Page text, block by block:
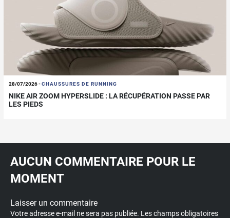
28/07/2026-CHAUSSURES DE RUNNING
NIKE AIR ZOOM HYPERSLIDE : LA RÉCUPÉRATION PASSE PAR
LES PIEDS
AUCUN COMMENTAIRE POUR LE
MOMENT
Laisser un commentaire
Votre adresse e-mail ne sera pas publiée. Les champs obligatoires